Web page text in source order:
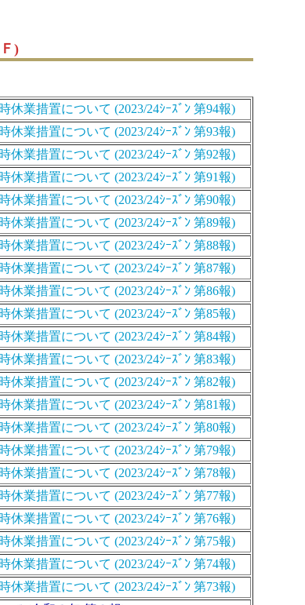
)
業措置について (2023/24ｼｰｽﾞﾝ 第94報)
業措置について (2023/24ｼｰｽﾞﾝ 第93報)
業措置について (2023/24ｼｰｽﾞﾝ 第92報)
業措置について (2023/24ｼｰｽﾞﾝ 第91報)
業措置について (2023/24ｼｰｽﾞﾝ 第90報)
業措置について (2023/24ｼｰｽﾞﾝ 第89報)
業措置について (2023/24ｼｰｽﾞﾝ 第88報)
業措置について (2023/24ｼｰｽﾞﾝ 第87報)
業措置について (2023/24ｼｰｽﾞﾝ 第86報)
業措置について (2023/24ｼｰｽﾞﾝ 第85報)
業措置について (2023/24ｼｰｽﾞﾝ 第84報)
業措置について (2023/24ｼｰｽﾞﾝ 第83報)
業措置について (2023/24ｼｰｽﾞﾝ 第82報)
業措置について (2023/24ｼｰｽﾞﾝ 第81報)
業措置について (2023/24ｼｰｽﾞﾝ 第80報)
業措置について (2023/24ｼｰｽﾞﾝ 第79報)
業措置について (2023/24ｼｰｽﾞﾝ 第78報)
業措置について (2023/24ｼｰｽﾞﾝ 第77報)
業措置について (2023/24ｼｰｽﾞﾝ 第76報)
業措置について (2023/24ｼｰｽﾞﾝ 第75報)
業措置について (2023/24ｼｰｽﾞﾝ 第74報)
業措置について (2023/24ｼｰｽﾞﾝ 第73報)